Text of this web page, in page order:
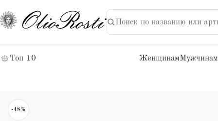
Поиск:
Поиск по названию или
НАЙТИ
Топ 10 ЖенщинамМужчинам
-48%